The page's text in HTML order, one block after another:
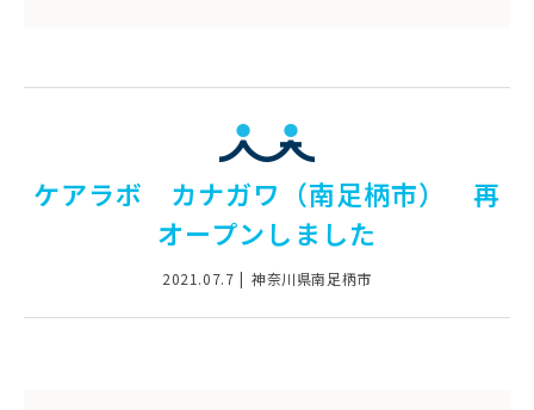
ケアラボ カナガワ（南足柄市） 再
オープンしました
2021.07.7 神奈川県南足柄市